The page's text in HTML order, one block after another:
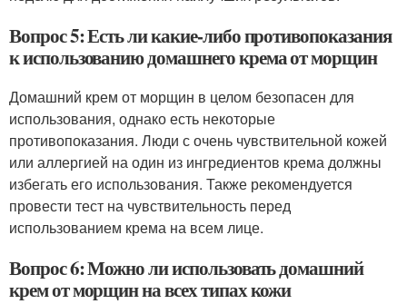
Вопрос 5: Есть ли какие-либо противопоказания
к использованию домашнего крема от морщин
Домашний крем от морщин в целом безопасен для
использования, однако есть некоторые
противопоказания. Люди с очень чувствительной кожей
или аллергией на один из ингредиентов крема должны
избегать его использования. Также рекомендуется
провести тест на чувствительность перед
использованием крема на всем лице.
Вопрос 6: Можно ли использовать домашний
крем от морщин на всех типах кожи